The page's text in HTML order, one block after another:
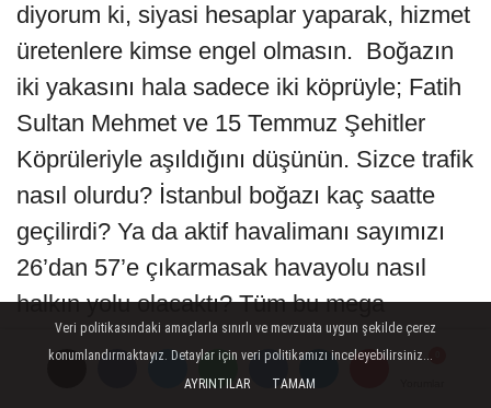
diyorum ki, siyasi hesaplar yaparak, hizmet
üretenlere kimse engel olmasın. Boğazın
iki yakasını hala sadece iki köprüyle; Fatih
Sultan Mehmet ve 15 Temmuz Şehitler
Köprüleriyle aşıldığını düşünün. Sizce trafik
nasıl olurdu? İstanbul boğazı kaç saatte
geçilirdi? Ya da aktif havalimanı sayımızı
26’dan 57’e çıkarmasak havayolu nasıl
halkın yolu olacaktı? Tüm bu mega
projelerimizle vatandaşımızın hayatını
kolaylaştırdık. Diyarbakır’ın artık ideoloji
Veri politikasındaki amaçlarla sınırlı ve mevzuata uygun şekilde çerez
konumlandırmaktayız. Detaylar için veri politikamızı inceleyebilirsiniz...
AYRINTILAR
TAMAM